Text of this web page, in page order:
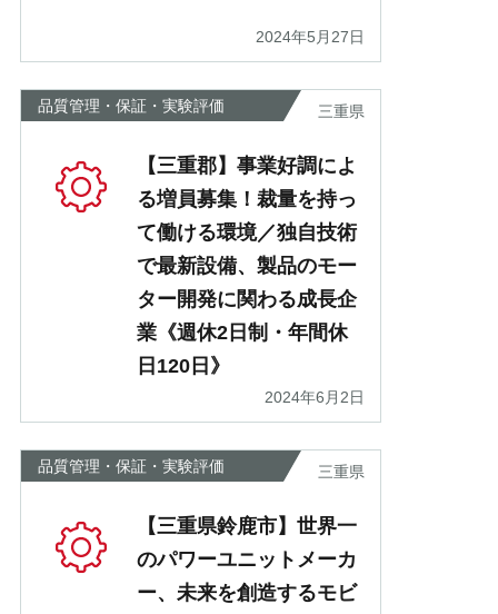
2024年5月27日
品質管理・保証・実験評価 三重県
【三重郡】事業好調によ
る増員募集！裁量を持っ
て働ける環境／独自技術
で最新設備、製品のモー
ター開発に関わる成長企
業《週休2日制・年間休
日120日》
2024年6月2日
品質管理・保証・実験評価 三重県
【三重県鈴鹿市】世界一
のパワーユニットメーカ
ー、未来を創造するモビ